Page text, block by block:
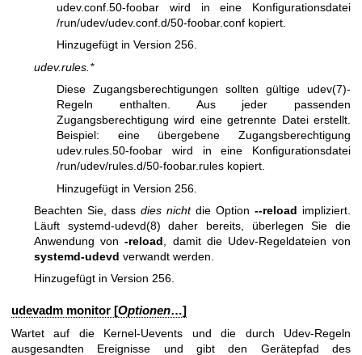
udev.conf.50-foobar wird in eine Konfigurationsdatei
/run/udev/udev.conf.d/50-foobar.conf kopiert.
Hinzugefügt in Version 256.
udev.rules.*
Diese Zugangsberechtigungen sollten gültige udev(7)-
Regeln enthalten. Aus jeder passenden
Zugangsberechtigung wird eine getrennte Datei erstellt.
Beispiel: eine übergebene Zugangsberechtigung
udev.rules.50-foobar wird in eine Konfigurationsdatei
/run/udev/rules.d/50-foobar.rules kopiert.
Hinzugefügt in Version 256.
Beachten Sie, dass dies nichtdie Option --reload impliziert.
Läuft systemd-udevd(8) daher bereits, überlegen Sie die
Anwendung von-reload , damit die Udev-Regeldateien von
systemd-udevd verwandt werden.
Hinzugefügt in Version 256.
udevadm monitor [Optionen…]
Wartet auf die Kernel-Uevents und die durch Udev-Regeln
ausgesandten Ereignisse und gibt den Gerätepfad des